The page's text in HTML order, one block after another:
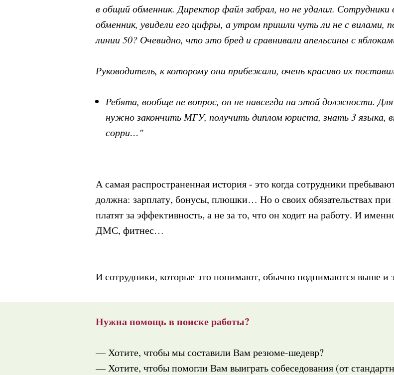
в общий обменник. Директор файл забрал, но не удалил. Сотрудники
обменник, увидели его цифры, а утром пришли чуть ли не с вилами,
линии 50? Очевидно, что это бред и сравнивали апельсины с
Руководитель, к которому они прибежали, очень красиво их
Ребята, вообще не вопрос, он не навсегда на этой должности.
нужно закончить МГУ, получить диплом юриста, знать 3 языка,
сорри…"
А самая распространенная история - это когда сотрудники
должна: зарплату, бонусы, плюшки… Но о своих обязательствах
платят за эффективность, а не за то, что он ходит на работу. И
ДМС, фитнес…
И сотрудники, которые это понимают, обычно поднимаются выше и
Нужна помощь в поиске работы?
— Хотите, чтобы мы составили Вам резюме-шедевр?
— Хотите, чтобы помогли Вам выиграть собеседования (от